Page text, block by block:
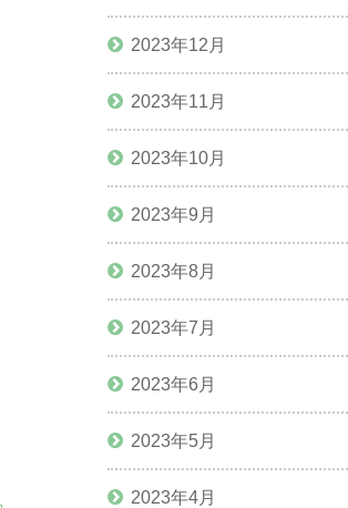
2023年12月
2023年11月
2023年10月
2023年9月
2023年8月
2023年7月
2023年6月
2023年5月
2023年4月